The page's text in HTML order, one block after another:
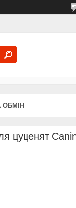
ОБМІН
цуценят